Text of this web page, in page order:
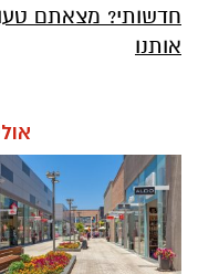
חדשותי? מצאתם
אותנו